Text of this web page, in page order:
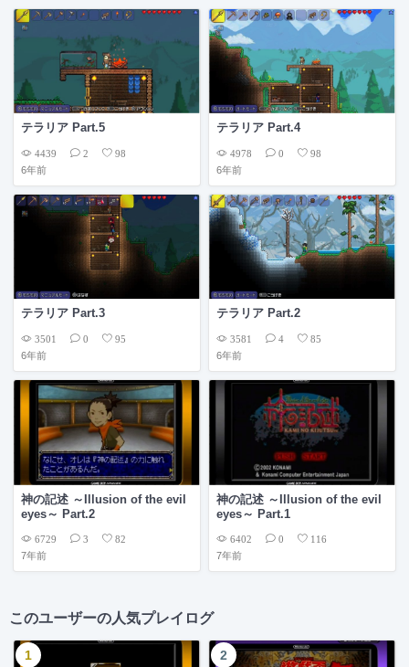
テラリア Part.5
4439 2 98
6年前
テラリア Part.4
4978 0 98
6年前
テラリア Part.3
3501 0 95
6年前
テラリア Part.2
3581 4 85
6年前
神の記述 ～Illusion of the evil
eyes～ Part.2
6729 3 82
7年前
神の記述 ～Illusion of the evil
eyes～ Part.1
6402 0 116
7年前
このユーザーの人気プレイログ